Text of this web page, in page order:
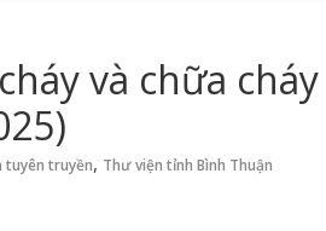
và chữa cháy
tuyên truyền, Thư viện tỉnh Bình Thuận